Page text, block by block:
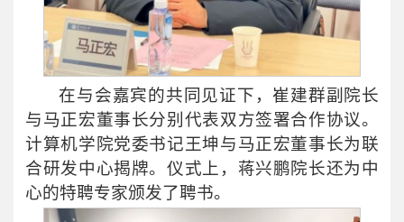
在与会嘉宾的共同见证下，崔建群副院长
与马正宏董事长分别代表双方签署合作协议。
计算机学院党委书记王坤与马正宏董事长为联
合研发中心揭牌。仪式上，蒋兴鹏院长还为中
心的特聘专家颁发了聘书。